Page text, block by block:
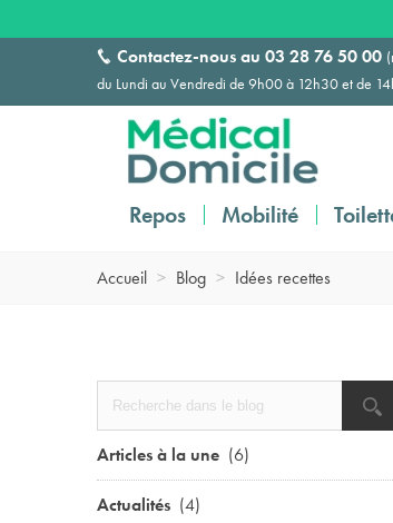
Contactez-nous au 03 28 76 50 00
du Lundi au Vendredi de 9h00 à 12h30 et de
Repos Mobilité
Accueil > Blog > Idées recettes
Articles à la une (6)
Actualités (4)